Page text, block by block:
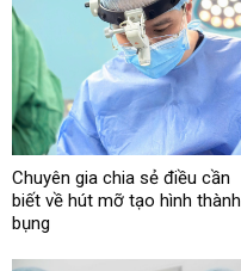
Chuyên gia chia sẻ điều cần
biết về hút mỡ tạo hình thành
bụng